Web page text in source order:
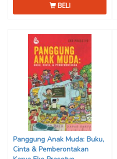
BELI
Panggung Anak Muda: Buku,
Cinta & Pemberontakan